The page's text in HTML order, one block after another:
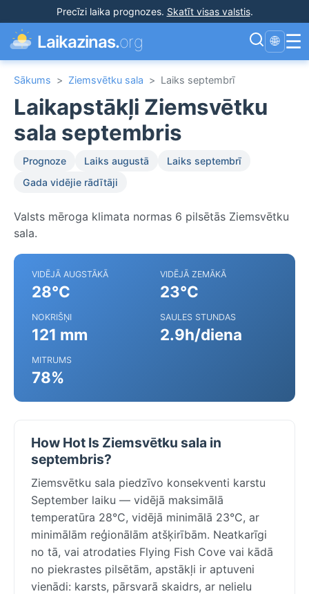
Precīzi laika prognozes. Skatīt visas valstis.
Laikazinas.org 🌐 ☰
Sākums > Ziemsvētku sala > Laiks septembrī
Laikapstākļi Ziemsvētku
sala septembris
Prognoze Laiks augustā
Laiks septembrī
Gada vidējie rādītāji
Valsts mēroga klimata normas 6 pilsētās Ziemsvētku
sala.
VIDĒJĀ AUGSTĀKĀ
28°C
VIDĒJĀ ZEMĀKĀ
23°C
NOKRIŠŅI
121 mm
SAULES STUNDAS
2.9h/diena
MITRUMS
78%
How Hot Is Ziemsvētku sala in
septembris?
Ziemsvētku sala piedzīvo konsekventi karstu
September laiku — vidējā maksimālā
temperatūra 28°C, vidējā minimālā 23°C, ar
minimālām reģionālām atšķirībām. Neatkarīgi
no tā, vai atrodaties Flying Fish Cove vai kādā
no piekrastes pilsētām, apstākļi ir aptuveni
vienādi: karsts, pārsvarā skaidrs, ar nelielu